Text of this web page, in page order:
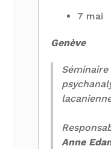
7 mai
Genève
Anne